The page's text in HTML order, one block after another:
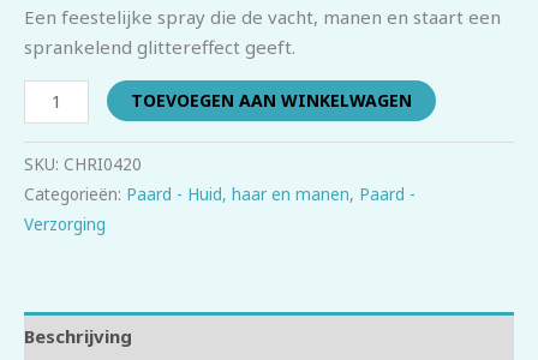
Een feestelijke spray die de vacht, manen en staart een
sprankelend glittereffect geeft.
TOEVOEGEN AAN WINKELWAGEN
SKU: CHRI0420
Categorieën: Paard - Huid, haar en manen, Paard -
Verzorging
Beschrijving